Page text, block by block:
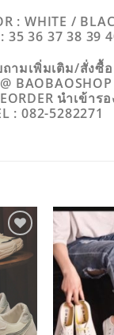
: WHITE /
35 36 37 38 39
ามเพิ่มเติม/สั่งซื้อ
BAOBAOSHOP
นำเข้าร
: 082-5282271
TO